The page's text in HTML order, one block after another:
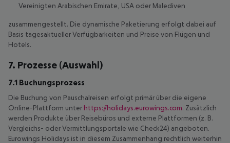
Vereinigten Arabischen Emirate, USA oder Malediven
zusammengestellt. Die dynamische Paketierung erfolgt dabei auf
Basis tagesaktueller Verfügbarkeiten und Preise von Flügen und
Hotels.
7. Prozesse (Auswahl)
7.1 Buchungsprozess
Die Buchung von Pauschalreisen erfolgt primär über die eigene
Online-Plattform unter https://holidays.eurowings.com. Zusätzlich
werden Produkte über Reisebüros und externe Plattformen (z. B.
Vergleichs- oder Vermittlungsportale wie Check24) angeboten.
Eurowings Holidays ist in diesem Zusammenhang rechtlich weiterhin